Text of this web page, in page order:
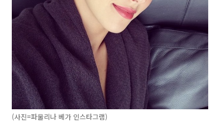
(사진=파울리나 베가 인스타그램)